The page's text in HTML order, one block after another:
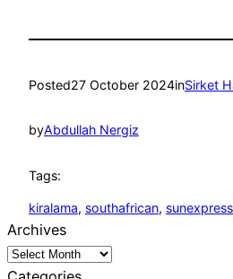
Posted27 October 2024inSirket
byAbdullah Nergiz
Tags:
kiralama, southafrican, sunexpress
Archives